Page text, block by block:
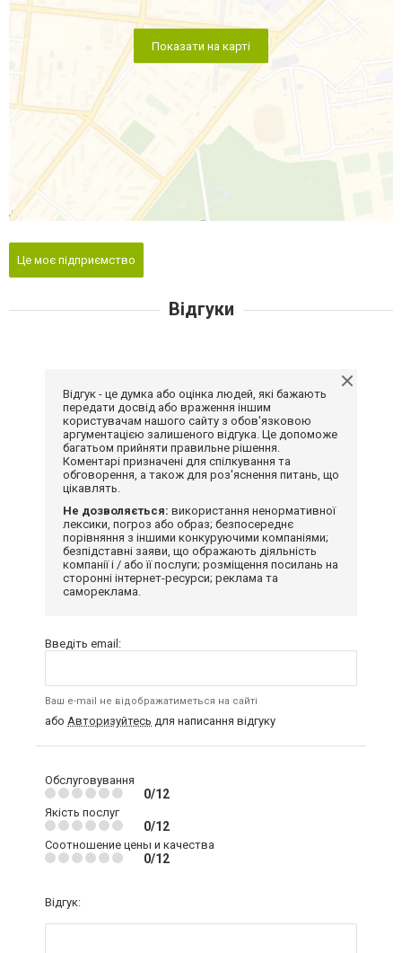
Показати на карті
Це моє підприємство
Відгуки
Відгук - це думка або оцінка людей, які бажають
передати досвід або враження іншим
користувачам нашого сайту з обов'язковою
аргументацією залишеного відгука. Це допоможе
багатьом прийняти правильне рішення.
Коментарі призначені для спілкування та
обговорення, а також для роз'яснення питань, що
цікавлять.
Не дозволяється: використання ненормативної
лексики, погроз або образ; безпосереднє
порівняння з іншими конкуруючими компаніями;
безпідставні заяви, що ображають діяльність
компанії і / або її послуги; розміщення посилань на
сторонні інтернет-ресурси; реклама та
самореклама.
Введіть email:
Ваш e-mail не відображатиметься на сайті
або Авторизуйтесь для написання відгуку
Обслуговування
0/12
Якість послуг
0/12
Соотношение цены и качества
0/12
Відгук: